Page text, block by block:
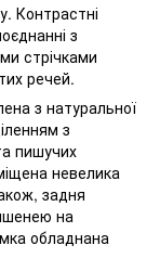
Контрастні
з
стрічками
речей.
​​з натуральної
з
пишучих
невелика
задня
на
обладнана